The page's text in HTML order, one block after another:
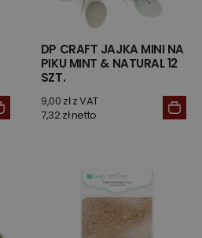
DP CRAFT JAJKA MINI NA
PIKU MINT & NATURAL 12
SZT.
9,00 zł z VAT
7,32 zł netto